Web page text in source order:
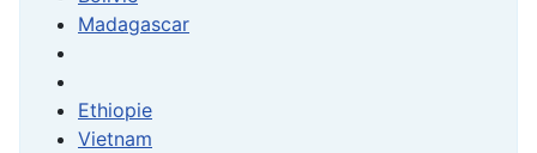
Madagascar
Ethiopie
Vietnam